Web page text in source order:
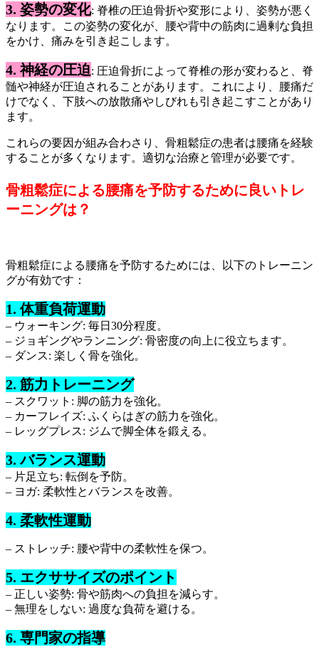
3. 姿勢の変化: 脊椎の圧迫骨折や変形により、姿勢が悪く
なります。この姿勢の変化が、腰や背中の筋肉に過剰な負担
をかけ、痛みを引き起こします。
4. 神経の圧迫: 圧迫骨折によって脊椎の形が変わると、脊
髄や神経が圧迫されることがあります。これにより、腰痛だ
けでなく、下肢への放散痛やしびれも引き起こすことがあり
ます。
これらの要因が組み合わさり、骨粗鬆症の患者は腰痛を経験
することが多くなります。適切な治療と管理が必要です。
骨粗鬆症による腰痛を予防するために良いトレ
ーニングは？
骨粗鬆症による腰痛を予防するためには、以下のトレーニン
グが有効です：
1. 体重負荷運動
– ウォーキング: 毎日30分程度。
– ジョギングやランニング: 骨密度の向上に役立ちます。
– ダンス: 楽しく骨を強化。
2. 筋力トレーニング
– スクワット: 脚の筋力を強化。
– カーフレイズ: ふくらはぎの筋力を強化。
– レッグプレス: ジムで脚全体を鍛える。
3. バランス運動
– 片足立ち: 転倒を予防。
– ヨガ: 柔軟性とバランスを改善。
4. 柔軟性運動
– ストレッチ: 腰や背中の柔軟性を保つ。
5. エクササイズのポイント
– 正しい姿勢: 骨や筋肉への負担を減らす。
– 無理をしない: 過度な負荷を避ける。
6. 専門家の指導